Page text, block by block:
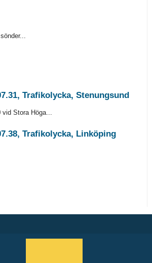
Trafikolycka, Stenungsund
vid Stora Höga...
Trafikolycka, Linköping